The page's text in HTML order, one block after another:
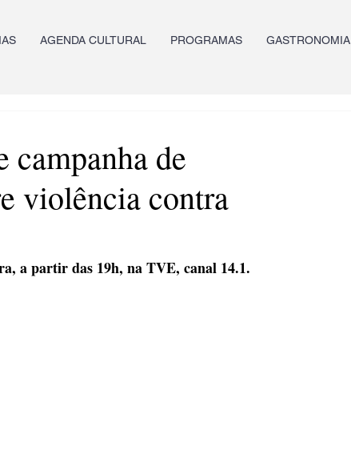
AGENDA CULTURAL PROGRAMAS GASTRONOMIA
de
violência contra
a partir das 19h, na TVE, canal 14.1.